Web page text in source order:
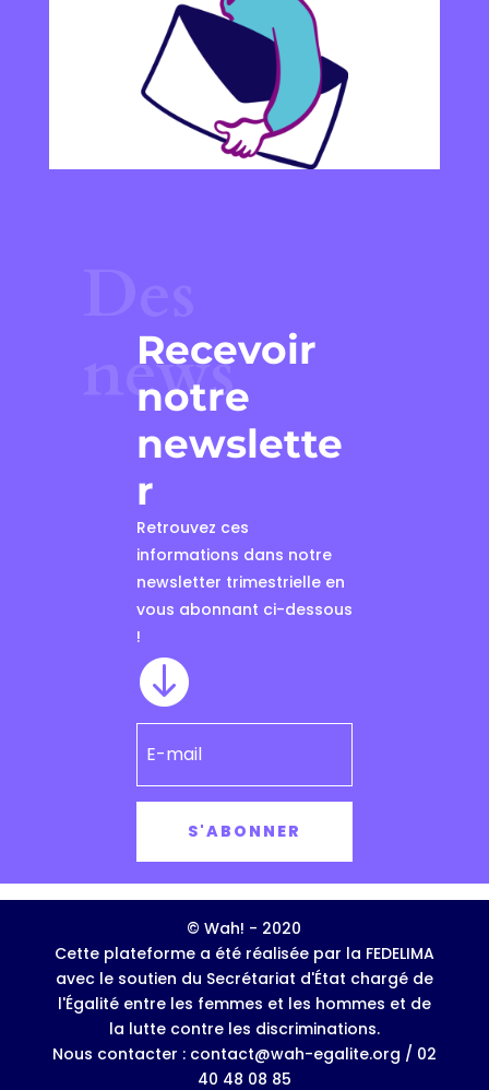
news
Recevoir
notre
newslette
r
Retrouvez ces
informations dans notre
newsletter trimestrielle en
vous abonnant ci-dessous
!

S'ABONNER
© Wah! - 2020
Cette plateforme a été réalisée par la FEDELIMA
avec le soutien du Secrétariat d'État chargé de
l'Égalité entre les femmes et les hommes et de
la lutte contre les discriminations.
Nous contacter : contact@wah-egalite.org / 02
40 48 08 85